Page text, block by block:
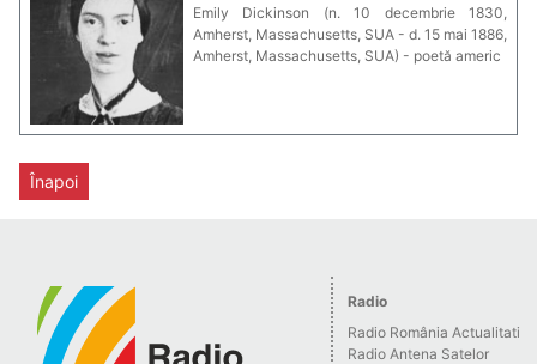
Emily Dickinson (n. 10 decembrie 1830,
Amherst, Massachusetts, SUA - d. 15 mai 1886,
Amherst, Massachusetts, SUA) - poetă americ
Înapoi
Radio
Radio România Actualitati
Radio Antena Satelor